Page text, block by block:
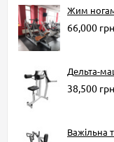
Жим
66,000
Дельта-
38,500
Важільна